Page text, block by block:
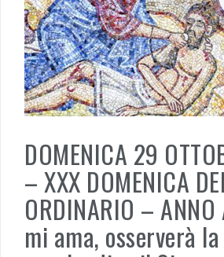
DOMENICA 29
– XXX DOMENICA
ORDINARIO –
mi ama, osserverà